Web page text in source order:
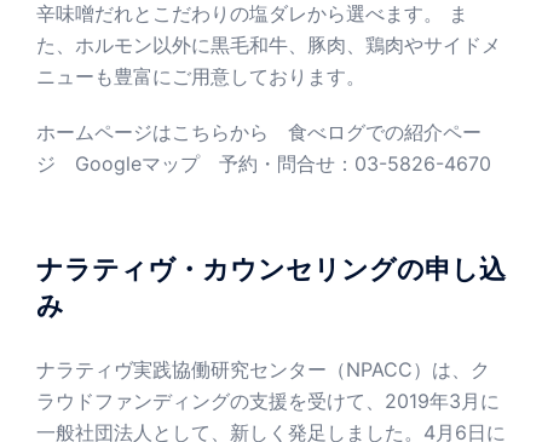
辛味噌だれとこだわりの塩ダレから選べます。 ま
た、ホルモン以外に黒毛和牛、豚肉、鶏肉やサイドメ
ニューも豊富にご用意しております。
ホームページはこちらから
食べログでの紹介ペー
ジ
Googleマップ予約・問合せ：03-5826-4670
ナラティヴ・カウンセリングの申し込
み
ナラティヴ実践協働研究センター（NPACC）は、ク
ラウドファンディングの支援を受けて、2019年3月に
一般社団法人として、新しく発足しました。4月6日に